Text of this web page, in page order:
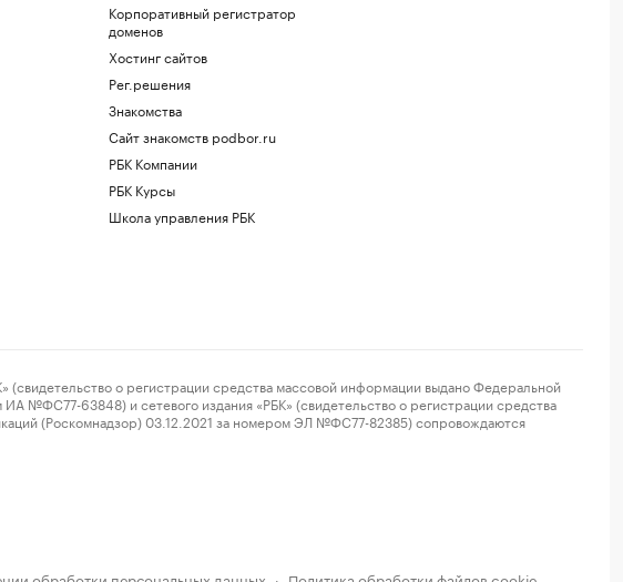
Корпоративный регистратор
доменов
Хостинг сайтов
Рег.решения
Знакомства
Сайт знакомств podbor.ru
РБК Компании
РБК Курсы
Школа управления РБК
о регистрации средства массовой информации выдано Федеральной
№ФС77-63848) и сетевого издания «РБК» (свидетельство о регистрации средства
(Роскомнадзор) 03.12.2021 за номером ЭЛ №ФС77-82385) сопровождаются